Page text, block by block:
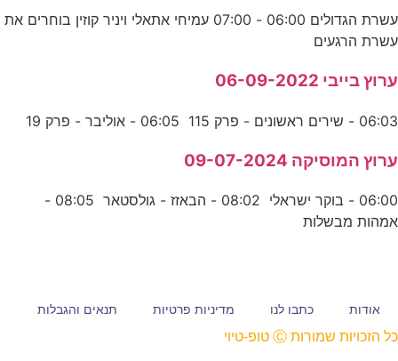
עשרת הגדולים 06:00 - 07:00 עמיחי אתאלי ויניר קוזין בוחרים את
עשרת הרגעים
ערוץ בייבי 06-09-2022
06:03 - שירים ראשונים - פרק 115 06:05 - אוליבר - פרק 19
ערוץ המוסיקה 09-07-2024
06:00 - בוקר ישראלי 08:02 - הבאזז - גולסטאר 08:05 -
אמהות מבשלות
אודות כתבו לנו מדיניות פרטיות תנאים והגבלות
כל הזכויות שמורות Ⓒ טופ-טיוי